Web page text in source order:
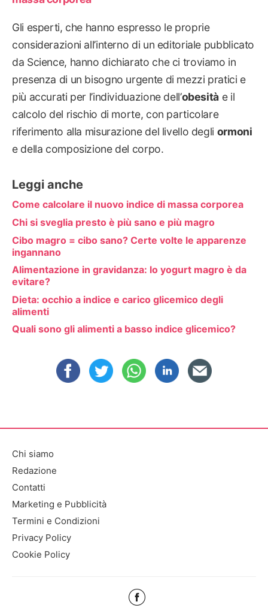
Gli esperti, che hanno espresso le proprie
considerazioni all’interno di un editoriale pubblicato
da Science, hanno dichiarato che ci troviamo in
presenza di un bisogno urgente di mezzi pratici e
più accurati per l’individuazione dell’obesità e il
calcolo del rischio di morte, con particolare
riferimento alla misurazione del livello degli ormoni
e della composizione del corpo.
Leggi anche
Come calcolare il nuovo indice di massa corporea
Chi si sveglia presto è più sano e più magro
Cibo magro = cibo sano? Certe volte le apparenze
ingannano
Alimentazione in gravidanza: lo yogurt magro è da
evitare?
Dieta: occhio a indice e carico glicemico degli
alimenti
Quali sono gli alimenti a basso indice glicemico?
Chi siamo
Redazione
Contatti
Marketing e Pubblicità
Termini e Condizioni
Privacy Policy
Cookie Policy